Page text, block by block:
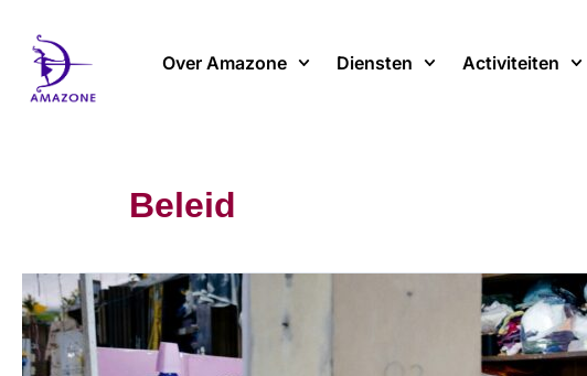
inhoud
Over Amazone Diensten Activiteiten
Beleid
30
juli:
internationale
dag